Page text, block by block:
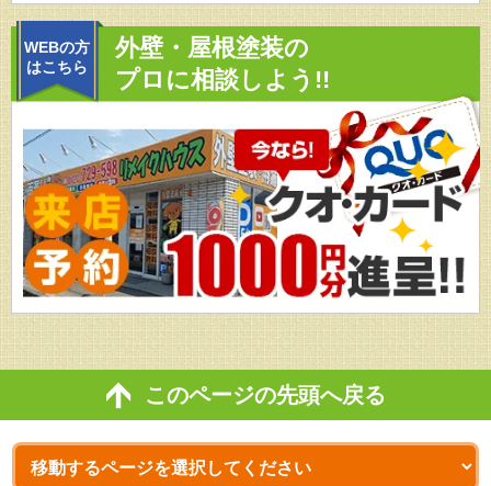
WEBの方
はこちら
外壁・屋根塗装の
プロに相談しよう!!
このページの先頭へ戻る